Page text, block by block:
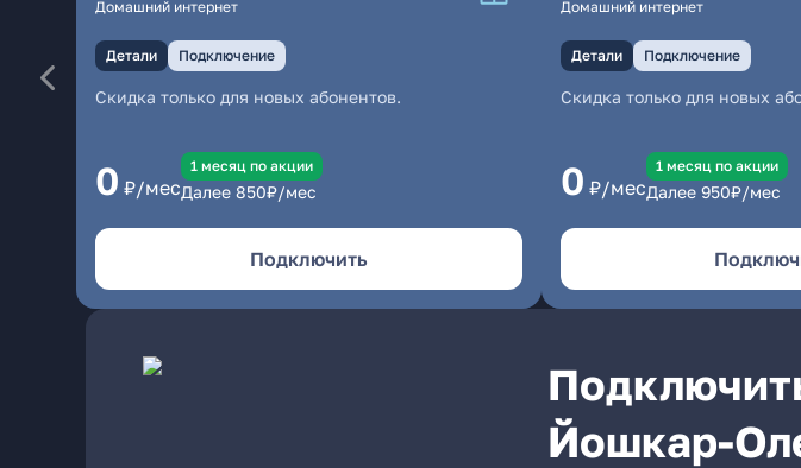
Домашний интернет
Детали Подключение
Скидка только для новых абонентов.
0 ₽/мес
1 месяц по акции
Далее 850₽/мес
Подключить
Домашний интернет
Детали Подключение
Скидка только для новых
0 ₽/мес
1 месяц по акции
Далее 950₽/мес
Йошкар-